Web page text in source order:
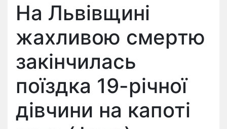
На Львівщині
жахливою смертю
закінчилась
поїздка 19-річної
дівчини на капоті